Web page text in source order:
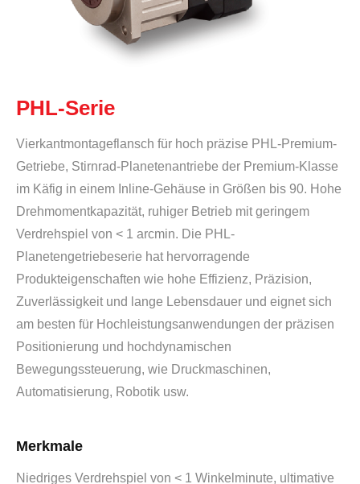
PHL-Serie
Vierkantmontageflansch für hoch präzise PHL-Premium-
Getriebe, Stirnrad-Planetenantriebe der Premium-Klasse
im Käfig in einem Inline-Gehäuse in Größen bis 90. Hohe
Drehmomentkapazität, ruhiger Betrieb mit geringem
Verdrehspiel von < 1 arcmin. Die PHL-
Planetengetriebeserie hat hervorragende
Produkteigenschaften wie hohe Effizienz, Präzision,
Zuverlässigkeit und lange Lebensdauer und eignet sich
am besten für Hochleistungsanwendungen der präzisen
Positionierung und hochdynamischen
Bewegungssteuerung, wie Druckmaschinen,
Automatisierung, Robotik usw.
Merkmale
Niedriges Verdrehspiel von < 1 Winkelminute, ultimative